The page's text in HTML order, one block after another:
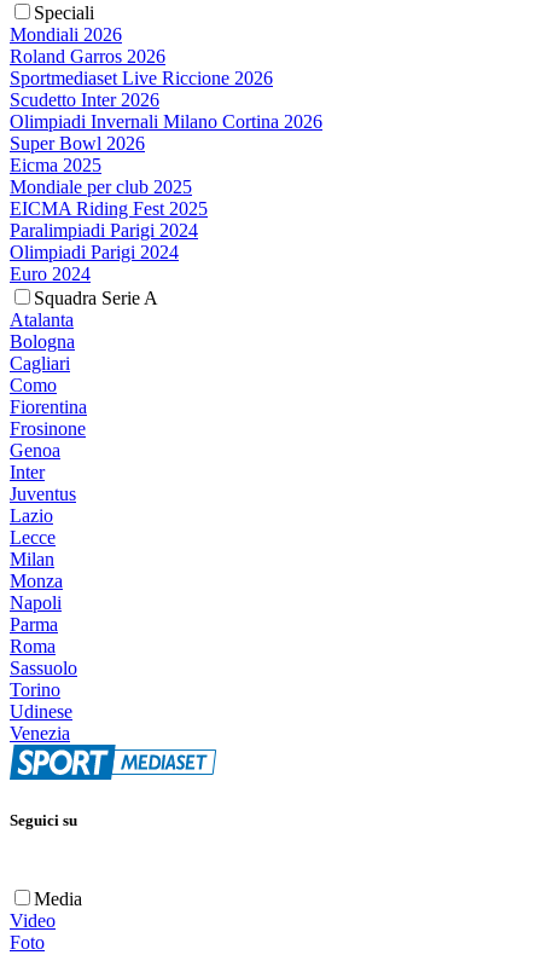
Speciali
Mondiali 2026
Roland Garros 2026
Sportmediaset Live Riccione 2026
Scudetto Inter 2026
Olimpiadi Invernali Milano Cortina 2026
Super Bowl 2026
Eicma 2025
Mondiale per club 2025
EICMA Riding Fest 2025
Paralimpiadi Parigi 2024
Olimpiadi Parigi 2024
Euro 2024
Squadra Serie A
Atalanta
Bologna
Cagliari
Como
Fiorentina
Frosinone
Genoa
Inter
Juventus
Lazio
Lecce
Milan
Monza
Napoli
Parma
Roma
Sassuolo
Torino
Udinese
Venezia
Seguici su
Media
Video
Foto